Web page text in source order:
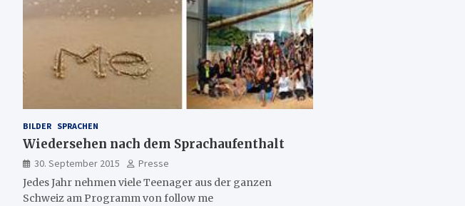
BILDER SPRACHEN
Wiedersehen nach dem Sprachaufenthalt
30. September 2015
Presse
Jedes Jahr nehmen viele Teenager aus der ganzen
Schweiz am Programm von follow me